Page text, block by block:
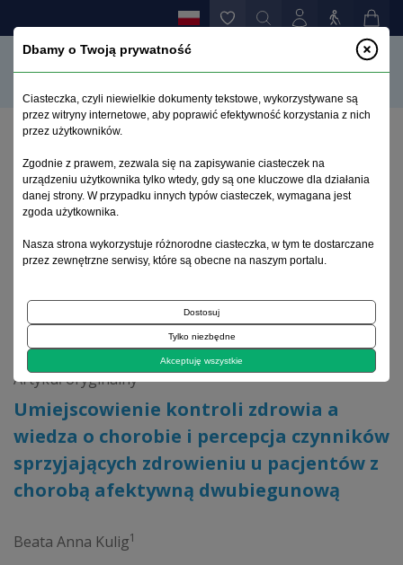
Umiejscowienie kontroli zdrowia a wiedza o chorobie i
percepcja czynników sprzyjających zdrowieniu u
pacjentów z chorobą afektywną dwubiegunową
Archiwum 1992–2014
2013, tom 22, zeszyt 4
Artykuł oryginalny
Umiejscowienie kontroli zdrowia a
wiedza o chorobie i percepcja czynników
sprzyjających zdrowieniu u pacjentów z
chorobą afektywną dwubiegunową
Beata Anna Kulig1
Dbamy o Twoją prywatność
Ciasteczka, czyli niewielkie dokumenty tekstowe, wykorzystywane są
przez witryny internetowe, aby poprawić efektywność korzystania z nich
przez użytkowników.
Zgodnie z prawem, zezwala się na zapisywanie ciasteczek na
urządzeniu użytkownika tylko wtedy, gdy są one kluczowe dla działania
danej strony. W przypadku innych typów ciasteczek, wymagana jest
zgoda użytkownika.
Nasza strona wykorzystuje różnorodne ciasteczka, w tym te dostarczane
przez zewnętrzne serwisy, które są obecne na naszym portalu.
Dostosuj
Tylko niezbędne
Akceptuję wszystkie